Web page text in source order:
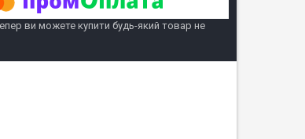
ви можете купити будь-який товар не